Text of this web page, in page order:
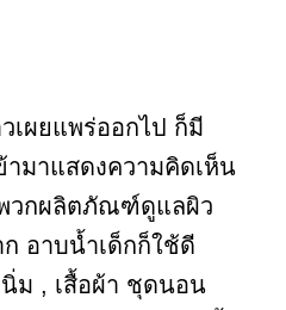
เผยแพร่ออกไป ก็มี
มาแสดงความคิดเห็น
วกผลิตภัณฑ์ดูแลผิว
อาบน้ำเด็กก็ใช้ดี
ม , เสื้อผ้า ชุดนอน